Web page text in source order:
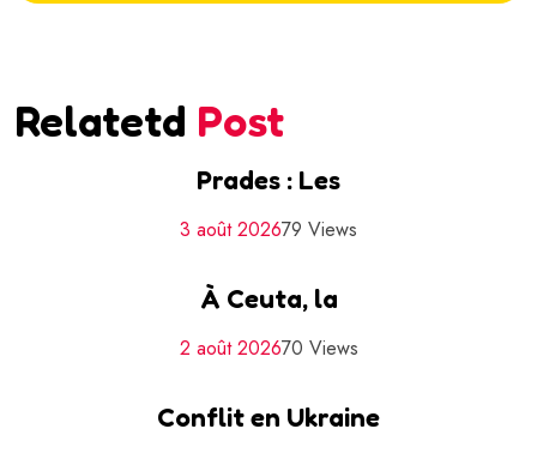
Relatetd Post
Prades : Les
3 août 202679 Views
À Ceuta, la
2 août 202670 Views
Conflit en Ukraine